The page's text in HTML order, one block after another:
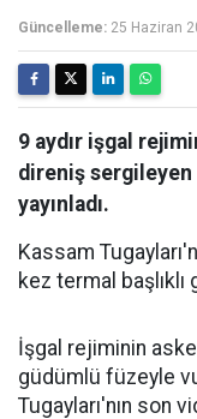
Güncelleme: 25 Haziran
9 aydır işgal
direniş
yayınladı.
Kassam
kez termal
İşgal rejiminin
güdümlü füzeyle
Tugayları'nın son